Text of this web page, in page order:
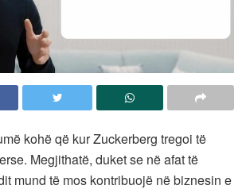
kohë që kur Zuckerberg tregoi të
Megjithatë, duket se në afat të
mund të mos kontribuojë në biznesin e